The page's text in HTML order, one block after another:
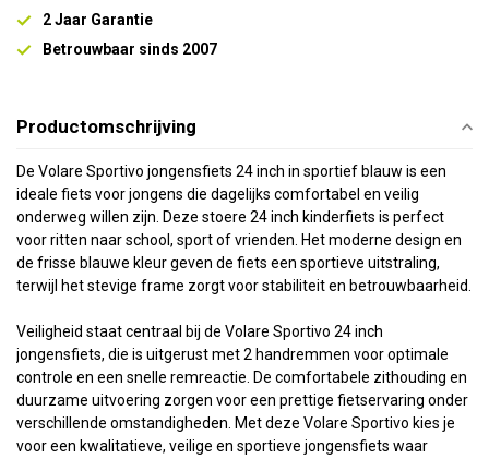
2 Jaar Garantie
Betrouwbaar sinds 2007
Productomschrijving
De Volare Sportivo jongensfiets 24 inch in sportief blauw is een
ideale fiets voor jongens die dagelijks comfortabel en veilig
onderweg willen zijn. Deze stoere 24 inch kinderfiets is perfect
voor ritten naar school, sport of vrienden. Het moderne design en
de frisse blauwe kleur geven de fiets een sportieve uitstraling,
terwijl het stevige frame zorgt voor stabiliteit en betrouwbaarheid.
Veiligheid staat centraal bij de Volare Sportivo 24 inch
jongensfiets, die is uitgerust met 2 handremmen voor optimale
controle en een snelle remreactie. De comfortabele zithouding en
duurzame uitvoering zorgen voor een prettige fietservaring onder
verschillende omstandigheden. Met deze Volare Sportivo kies je
voor een kwalitatieve, veilige en sportieve jongensfiets waar